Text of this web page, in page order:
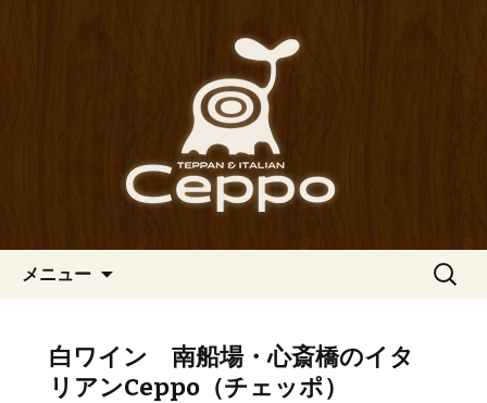
南船場・心斎橋のイタリアン
「Ceppo（チェッポ）」の公式
イタリアン「Ceppo（チェッポ）」。
さまざまなパスタや讃岐オリーブ牛の
ステーキのほか、バルメニューも豊富
にご用意。デートにも一人飲みのお客
様にもぴったりです。
メニュー
検
白ワイン 南船場・心斎橋のイタ
リアンCeppo（チェッポ）